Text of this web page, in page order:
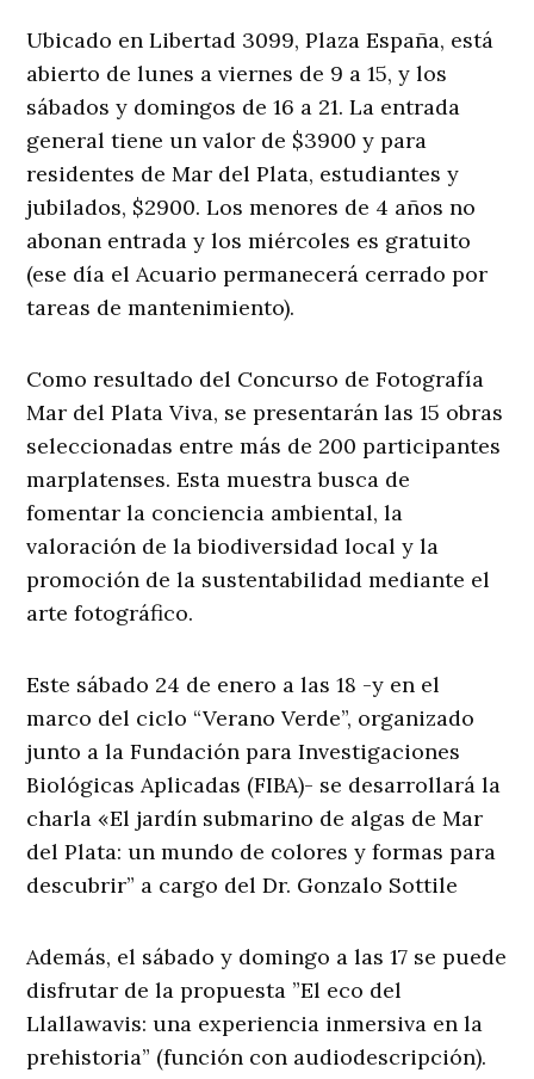
Ubicado en Libertad 3099, Plaza España, está
abierto de lunes a viernes de 9 a 15, y los
sábados y domingos de 16 a 21. La entrada
general tiene un valor de $3900 y para
residentes de Mar del Plata, estudiantes y
jubilados, $2900. Los menores de 4 años no
abonan entrada y los miércoles es gratuito
(ese día el Acuario permanecerá cerrado por
tareas de mantenimiento).
Como resultado del Concurso de Fotografía
Mar del Plata Viva, se presentarán las 15 obras
seleccionadas entre más de 200 participantes
marplatenses. Esta muestra busca de
fomentar la conciencia ambiental, la
valoración de la biodiversidad local y la
promoción de la sustentabilidad mediante el
arte fotográfico.
Este sábado 24 de enero a las 18 -y en el
marco del ciclo “Verano Verde”, organizado
junto a la Fundación para Investigaciones
Biológicas Aplicadas (FIBA)- se desarrollará la
charla «El jardín submarino de algas de Mar
del Plata: un mundo de colores y formas para
descubrir” a cargo del Dr. Gonzalo Sottile
Además, el sábado y domingo a las 17 se puede
disfrutar de la propuesta ”El eco del
Llallawavis: una experiencia inmersiva en la
prehistoria” (función con audiodescripción).